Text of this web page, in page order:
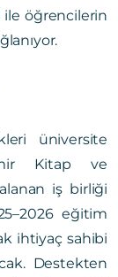
öğrencilerin
üniversite
Kitap ve
iş birliği
eğitim
ihtiyaç sahibi
Destekten